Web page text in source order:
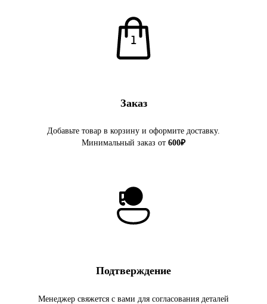
Заказ
Добавьте товар в корзину и оформите доставку.
Минимальный заказ от 600₽
Подтверждение
Менеджер свяжется с вами для согласования деталей